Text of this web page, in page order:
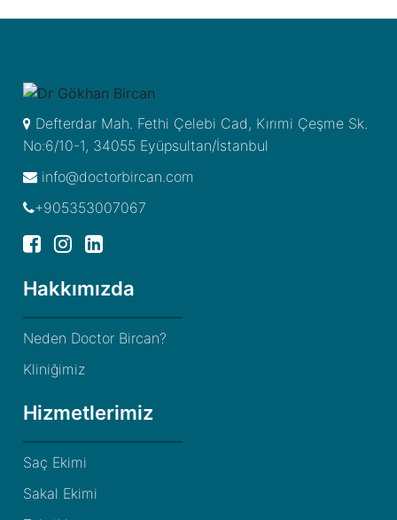
Defterdar Mah. Fethi Çelebi Cad, Kırımi Çeşme Sk.
No:6/10-1, 34055 Eyüpsultan/İstanbul
info@doctorbircan.com
+905353007067
Hakkımızda
Neden Doctor Bircan?
Kliniğimiz
Hizmetlerimiz
Saç Ekimi
Sakal Ekimi